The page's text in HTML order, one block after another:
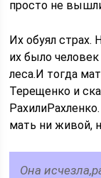
просто не
Их обуял страх.
их было
леса.И тогда
Терещенко и
мать ни живой,
Она